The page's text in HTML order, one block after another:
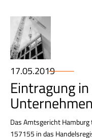
17.05.2019
Eintragung
Das Amtsgericht Hamburg
157155 in das